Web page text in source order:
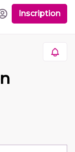
Inscription